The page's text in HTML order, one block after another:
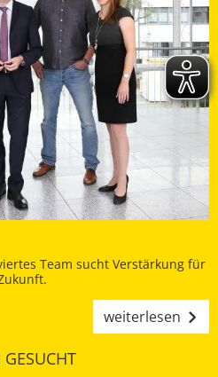
Team sucht Verstärkung für
weiterlesen